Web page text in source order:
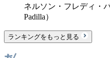
ネルソン・フレディ・
Padilla）
ランキングをもっと見る